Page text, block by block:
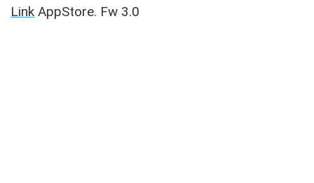
Link AppStore. Fw 3.0